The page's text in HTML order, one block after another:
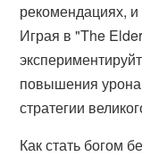
рекомендациях,
Играя в "The
повышения
стратегии
Как стать богом